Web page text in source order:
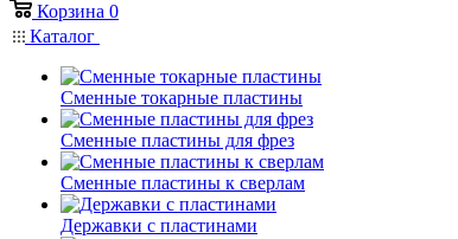
Корзина 0
Каталог
Сменные токарные пластины
Сменные пластины для фрез
Сменные пластины к сверлам
Державки с пластинами